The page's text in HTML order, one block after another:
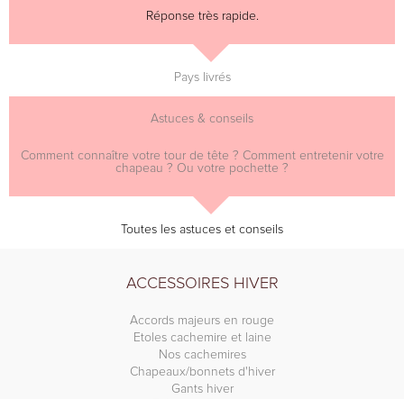
Réponse très rapide.
Pays livrés
Astuces & conseils
Comment connaître votre tour de tête ? Comment entretenir votre
chapeau ? Ou votre pochette ?
Toutes les astuces et conseils
ACCESSOIRES HIVER
Accords majeurs en rouge
Etoles cachemire et laine
Nos cachemires
Chapeaux/bonnets d'hiver
Gants hiver